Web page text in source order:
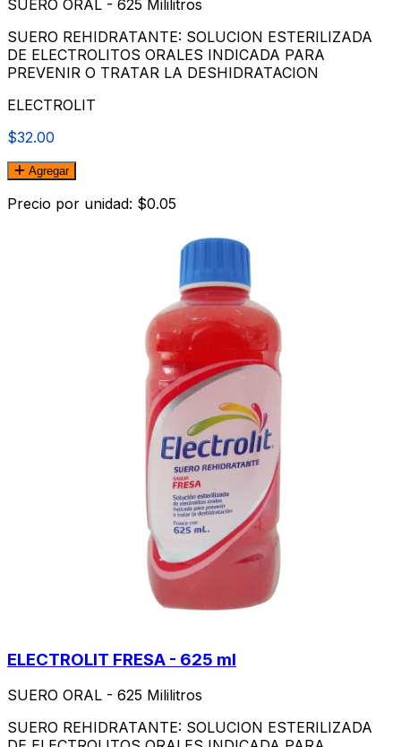
SUERO ORAL - 625 Mililitros
SUERO REHIDRATANTE: SOLUCION ESTERILIZADA
DE ELECTROLITOS ORALES INDICADA PARA
PREVENIR O TRATAR LA DESHIDRATACION
ELECTROLIT
$32.00
Agregar
Precio por unidad: $0.05
ELECTROLIT FRESA - 625 ml
SUERO ORAL - 625 Mililitros
SUERO REHIDRATANTE: SOLUCION ESTERILIZADA